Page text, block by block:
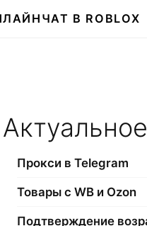
ЧАТ В ROBLOX
Актуальное
Прокси в Telegram
Товары с WB и Ozon